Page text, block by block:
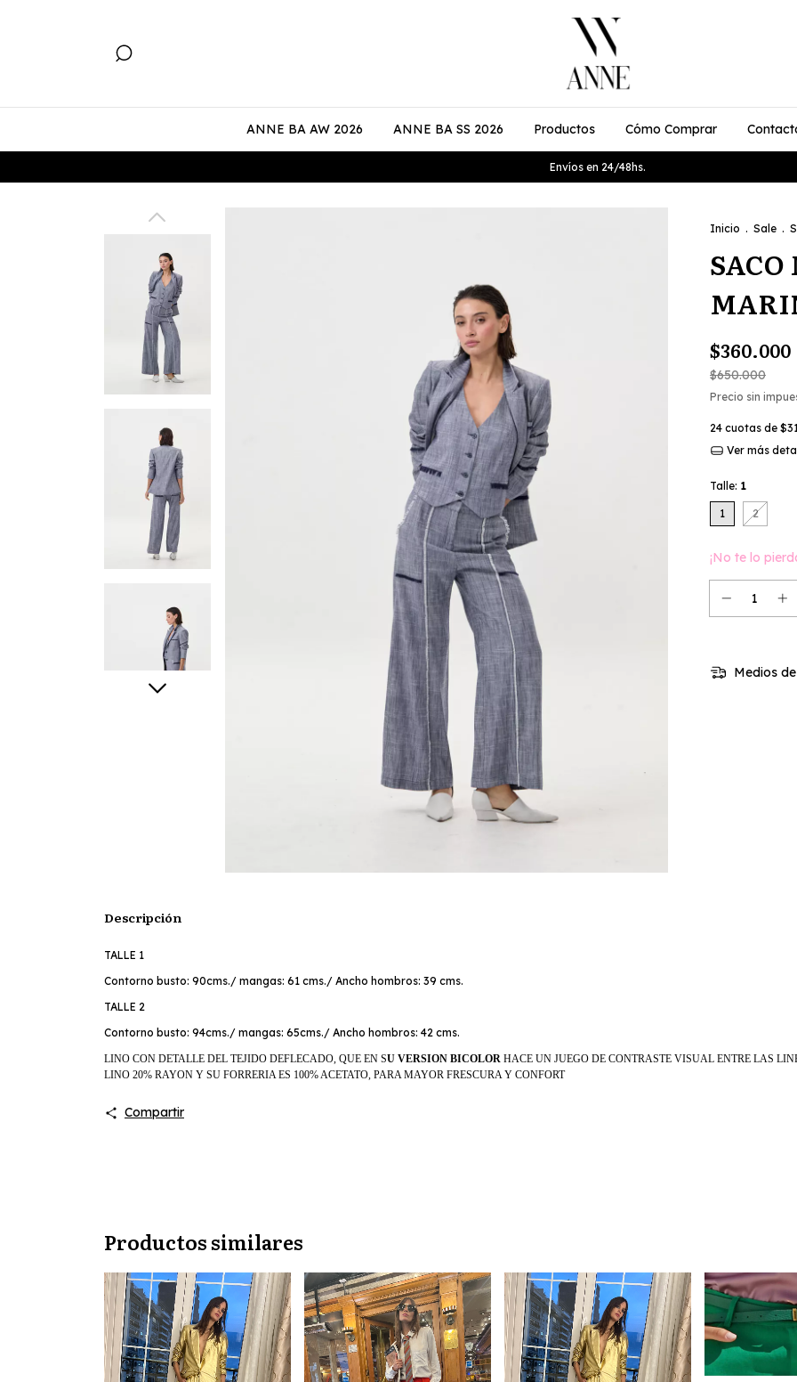
ANNE BA AW 2026 ANNE BA SS 2026 Productos Cómo Comprar
Envíos en 24/48hs.
Inicio . Sale .
$360.000
$650.000
Precio sin
24 cuotas de
Ver más
Talle: 1
1 2
¡No te lo
Medios
Descripción
TALLE 1
Contorno busto: 90cms./ mangas: 61 cms./ Ancho hombros: 39 cms.
TALLE 2
Contorno busto: 94cms./ mangas: 65cms./ Ancho hombros: 42 cms.
LINO CON DETALLE DEL TEJIDO DEFLECADO, QUE EN SU VERSION BICOLOR HACE UN JUEGO DE CONTRASTE VISUAL ENTRE LAS
LINO 20% RAYON Y SU FORRERIA ES 100% ACETATO, PARA MAYOR FRESCURA Y CONFORT
Compartir
Productos similares